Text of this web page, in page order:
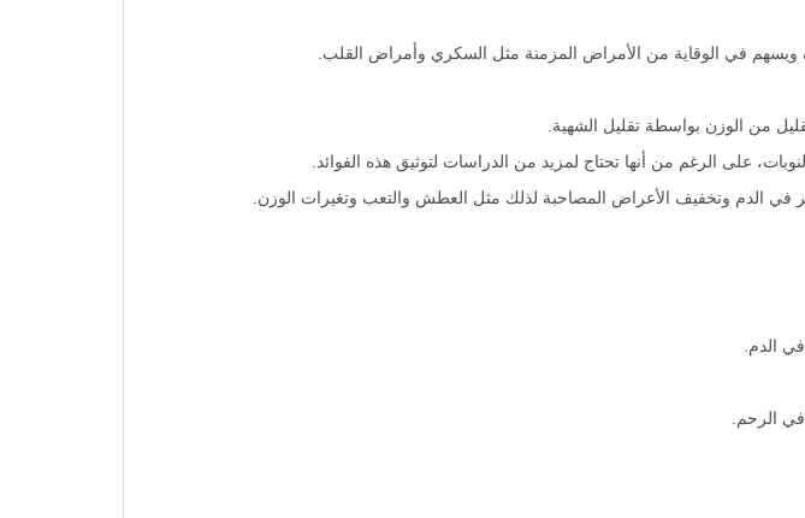
ويسهم في الوقاية من الأمراض المزمنة مثل السكري وأمراض القلب.
من الوزن بواسطة تقليل الشهية.
على الرغم من أنها تحتاج لمزيد من الدراسات لتوثيق هذه الفوائد.
في الدم وتخفيف الأعراض المصاحبة لذلك مثل العطش والتعب وتغيرات الوزن.
الدم.
الرحم.